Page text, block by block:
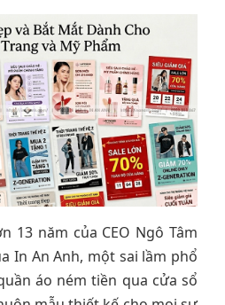
13 năm của CEO Ngô Tâm
In An Anh, một sai lầm phổ
áo ném tiền qua cửa sổ